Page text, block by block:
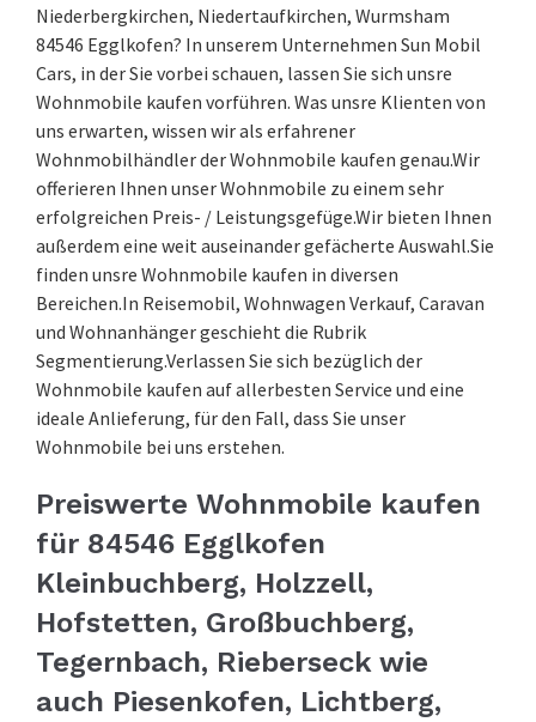
Niederbergkirchen, Niedertaufkirchen, Wurmsham
84546 Egglkofen? In unserem Unternehmen Sun Mobil
Cars, in der Sie vorbei schauen, lassen Sie sich unsre
Wohnmobile kaufen vorführen. Was unsre Klienten von
uns erwarten, wissen wir als erfahrener
Wohnmobilhändler der Wohnmobile kaufen genau.Wir
offerieren Ihnen unser Wohnmobile zu einem sehr
erfolgreichen Preis- / Leistungsgefüge.Wir bieten Ihnen
außerdem eine weit auseinander gefächerte Auswahl.Sie
finden unsre Wohnmobile kaufen in diversen
Bereichen.In Reisemobil, Wohnwagen Verkauf, Caravan
und Wohnanhänger geschieht die Rubrik
Segmentierung.Verlassen Sie sich bezüglich der
Wohnmobile kaufen auf allerbesten Service und eine
ideale Anlieferung, für den Fall, dass Sie unser
Wohnmobile bei uns erstehen.
Preiswerte Wohnmobile kaufen
für 84546 Egglkofen
Kleinbuchberg, Holzzell,
Hofstetten, Großbuchberg,
Tegernbach, Rieberseck wie
auch Piesenkofen, Lichtberg,